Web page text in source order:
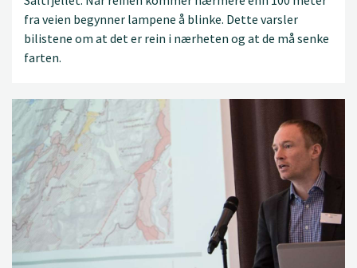
fra veien begynner lampene å blinke. Dette varsler
bilistene om at det er rein i nærheten og at de må senke
farten.